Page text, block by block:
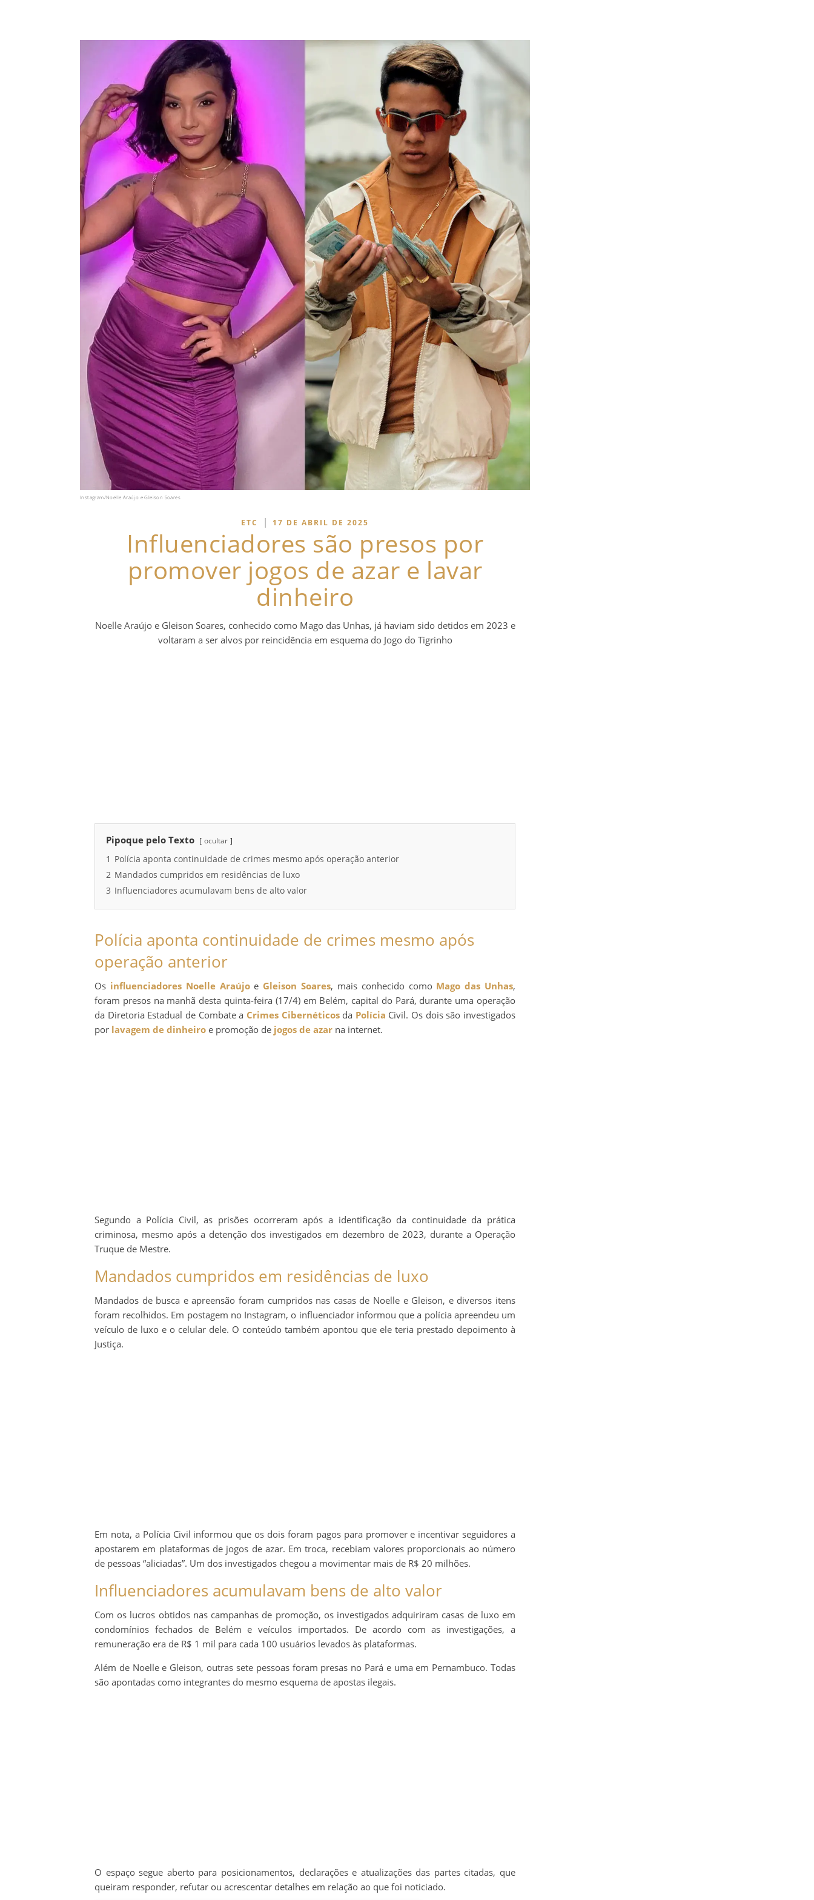
Instagram/Noelle Araújo e Gleison Soares
ETC | 17 DE ABRIL DE 2025
Influenciadores são presos por
promover jogos de azar e lavar
dinheiro
Noelle Araújo e Gleison Soares, conhecido como Mago das Unhas, já haviam sido detidos em 2023 e
voltaram a ser alvos por reincidência em esquema do Jogo do Tigrinho
Pipoque pelo Texto ocultar
1 Polícia aponta continuidade de crimes mesmo após operação anterior
2 Mandados cumpridos em residências de luxo
3 Influenciadores acumulavam bens de alto valor
Polícia aponta continuidade de crimes mesmo após
operação anterior
Os influenciadores Noelle Araújoe Gleison Soares, mais conhecido como Mago das Unhas,
foram presos na manhã desta quinta-feira (17/4) em Belém, capital do Pará, durante uma operação
da Diretoria Estadual de Combate a Crimes Cibernéticosda Polícia Civil. Os dois são investigados
por lavagem de dinheiro e promoção de jogos de azar na internet.
Segundo a Polícia Civil, as prisões ocorreram após a identificação da continuidade da prática
criminosa, mesmo após a detenção dos investigados em dezembro de 2023, durante a Operação
Truque de Mestre.
Mandados cumpridos em residências de luxo
Mandados de busca e apreensão foram cumpridos nas casas de Noelle e Gleison, e diversos itens
foram recolhidos. Em postagem no Instagram, o influenciador informou que a polícia apreendeu um
veículo de luxo e o celular dele. O conteúdo também apontou que ele teria prestado depoimento à
Justiça.
Em nota, a Polícia Civil informou que os dois foram pagos para promover e incentivar seguidores a
apostarem em plataformas de jogos de azar. Em troca, recebiam valores proporcionais ao número
de pessoas “aliciadas”. Um dos investigados chegou a movimentar mais de R$ 20 milhões.
Influenciadores acumulavam bens de alto valor
Com os lucros obtidos nas campanhas de promoção, os investigados adquiriram casas de luxo em
condomínios fechados de Belém e veículos importados. De acordo com as investigações, a
remuneração era de R$ 1 mil para cada 100 usuários levados às plataformas.
Além de Noelle e Gleison, outras sete pessoas foram presas no Pará e uma em Pernambuco. Todas
são apontadas como integrantes do mesmo esquema de apostas ilegais.
O espaço segue aberto para posicionamentos, declarações e atualizações das partes citadas, que
queiram responder, refutar ou acrescentar detalhes em relação ao que foi noticiado.